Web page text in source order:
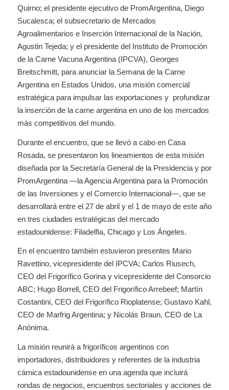
Quirno; el presidente ejecutivo de PromArgentina, Diego
Sucalesca; el subsecretario de Mercados
Agroalimentarios e Inserción Internacional de la Nación,
Agustin Tejeda; y el presidente del Instituto de Promoción
de la Carne Vacuna Argentina (IPCVA), Georges
Breitschmitt, para anunciar la Semana de la Carne
Argentina en Estados Unidos, una misión comercial
estratégica para impulsar las exportaciones y profundizar
la inserción de la carne argentina en uno de los mercados
más competitivos del mundo.
Durante el encuentro, que se llevó a cabo en Casa
Rosada, se presentaron los lineamientos de esta misión
diseñada por la Secretaría General de la Presidencia y por
PromArgentina —la Agencia Argentina para la Promoción
de las Inversiones y el Comercio Internacional—, que se
desarrollará entre el 27 de abril y el 1 de mayo de este año
en tres ciudades estratégicas del mercado
estadounidense: Filadelfia, Chicago y Los Ángeles.
En el encuentro también estuvieron presentes Mario
Ravettino, vicepresidente del IPCVA; Carlos Riusech,
CEO del Frigorífico Gorina y vicepresidente del Consorcio
ABC; Hugo Borrell, CEO del Frigorífico Arrebeef; Martín
Costantini, CEO del Frigorífico Rioplatense; Gustavo Kahl,
CEO de Marfrig Argentina; y Nicolás Braun, CEO de La
Anónima.
La misión reunirá a frigoríficos argentinos con
importadores, distribuidores y referentes de la industria
cárnica estadounidense en una agenda que incluirá
rondas de negocios, encuentros sectoriales y acciones de